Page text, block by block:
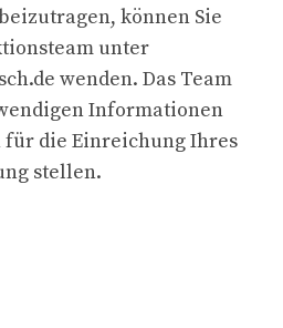
können Sie
unter
wenden. Das Team
Informationen
die Einreichung Ihres
stellen.